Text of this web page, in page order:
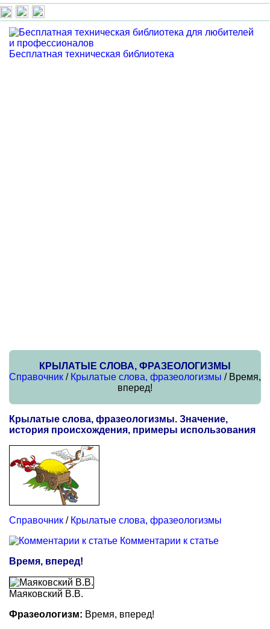
Бесплатная техническая библиотека
КРЫЛАТЫЕ СЛОВА, ФРАЗЕОЛОГИЗМЫ
Справочник / Крылатые слова, фразеологизмы / Время,
вперед!
Крылатые слова, фразеологизмы. Значение,
история происхождения, примеры использования
Справочник / Крылатые слова, фразеологизмы
Комментарии к статье
Время, вперед!
Маяковский В.В.
Фразеологизм: Время, вперед!